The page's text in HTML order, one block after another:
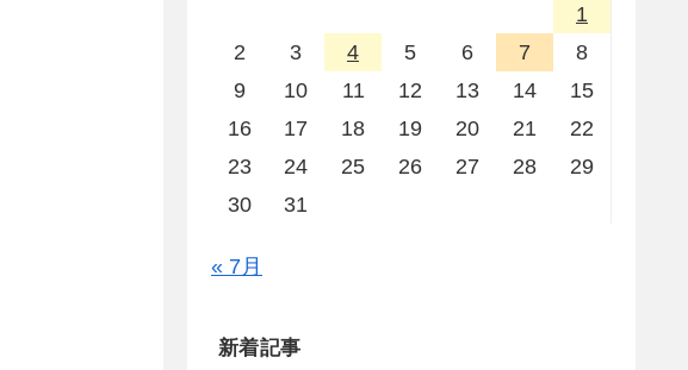
1
2
3 4 5 6 7
8
9
10 11 12 13 14
15
16
17 18 19 20 21
22
23
24 25 26 27 28
29
30
31
« 7月
新着記事